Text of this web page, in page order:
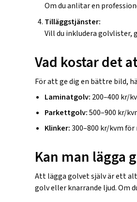
Om du anlitar en
Tilläggstjänster:
Vill du inkludera golvlister,
Vad kostar det
För att ge dig en bättre bild,
Laminatgolv: 200–400 kr/
Parkettgolv:500–900 kr/
Klinker:300–800 kr/kvm
Kan man lägga
Att lägga golvet själv är ett
golv eller knarrande ljud. Om